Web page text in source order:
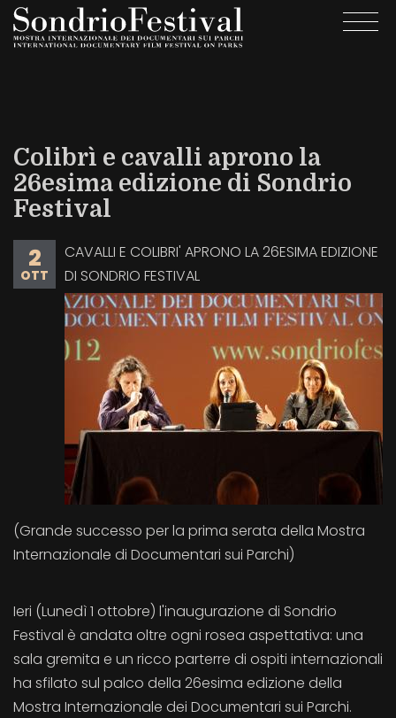
Salta
Colibrì e cavalli aprono la
26esima edizione di Sondrio
Festival
2
OTT
CAVALLI E COLIBRI' APRONO LA 26ESIMA EDIZIONE
DI SONDRIO FESTIVAL
(Grande successo per la prima serata della Mostra
Internazionale di Documentari sui Parchi)
Ieri (Lunedì 1 ottobre) l'inaugurazione di Sondrio
Festival è andata oltre ogni rosea aspettativa: una
sala gremita e un ricco parterre di ospiti internazionali
ha sfilato sul palco della 26esima edizione della
Mostra Internazionale dei Documentari sui Parchi.